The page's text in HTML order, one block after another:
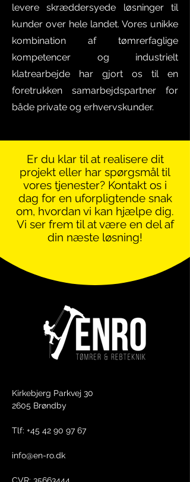
levere skræddersyede løsninger til
kunder over hele landet. Vores unikke
kombination af tømrerfaglige
kompetencer og industrielt
klatrearbejde har gjort os til en
foretrukken samarbejdspartner for
både private og erhvervskunder.
Er du klar til at realisere dit
projekt eller har spørgsmål til
vores tjenester? Kontakt os i
dag for en uforpligtende snak
om, hvordan vi kan hjælpe dig.
Vi ser frem til at være en del af
din næste løsning!
Kirkebjerg Parkvej 30
2605 Brøndby​
Tlf: +45 42 90 97 67
info@en-ro.dk